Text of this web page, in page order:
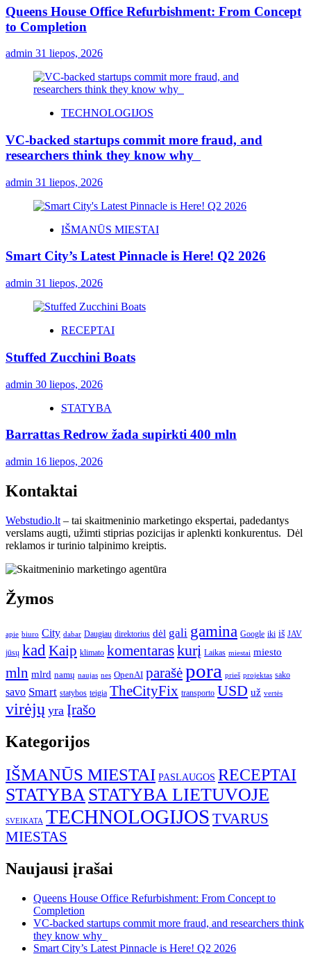
Queens House Office Refurbishment: From Concept
to Completion
admin 31 liepos, 2026
TECHNOLOGIJOS
VC-backed startups commit more fraud, and
researchers think they know why
admin 31 liepos, 2026
IŠMANŪS MIESTAI
Smart City’s Latest Pinnacle is Here! Q2 2026
admin 31 liepos, 2026
RECEPTAI
Stuffed Zucchini Boats
admin 30 liepos, 2026
STATYBA
Barrattas Redrow žada supirkti 400 mln
admin 16 liepos, 2026
Kontaktai
Webstudio.lt – tai skaitmeninio marketingo ekspertai, padedantys
verslams augti, užimti stiprias pozicijas ir aplenkti konkurentus. Dėl
reklamos ir turinio talpinimo kreiptis.
Žymos
apie biuro City dabar Daugiau direktorius dėl gali gamina Google iki iš JAV
jūsų kad Kaip klimato komentaraskurį Laikas miestai miesto
mln mlrd namų naujas nes OpenAI parašėpora prieš projektas sako
savo Smart statybos teigia TheCityFix transporto USD už vertės
virėjų yra Įrašo
Kategorijos
IŠMANŪS MIESTAI PASLAUGOS RECEPTAI
STATYBASTATYBA LIETUVOJE
SVEIKATA TECHNOLOGIJOS TVARUS
MIESTAS
Naujausi įrašai
Queens House Office Refurbishment: From Concept to
Completion
VC-backed startups commit more fraud, and researchers think
they know why
Smart City’s Latest Pinnacle is Here! Q2 2026